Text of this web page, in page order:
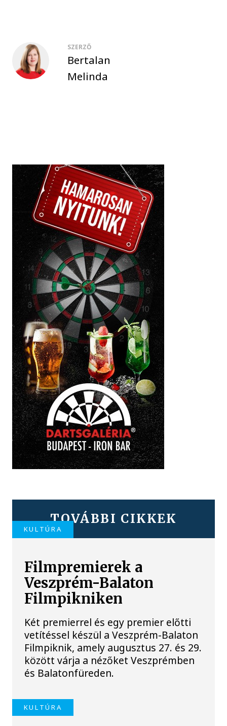
SZERZŐ
Bertalan
Melinda
TOVÁBBI CIKKEK
KULTÚRA
Filmpremierek a
Veszprém-Balaton
Filmpikniken
Két premierrel és egy premier előtti
vetítéssel készül a Veszprém-Balaton
Filmpiknik, amely augusztus 27. és 29.
között várja a nézőket Veszprémben
és Balatonfüreden.
KULTÚRA